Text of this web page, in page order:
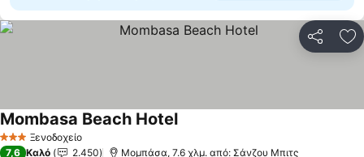
3 ΑστέριαΞενοδοχείο
Mombasa Beach Hotel
7,6 Καλό 2.450 Μομπάσα, 7.6 χλμ. από: Σάνζου Μπιτς